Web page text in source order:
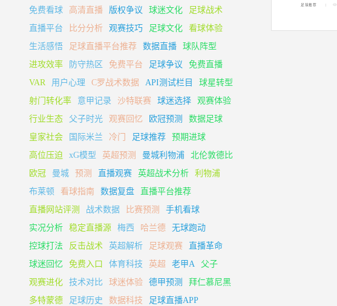
足球推荐
免费看球
高清直播 版权争议 球迷文化
足球战术
直播平台
比分分析 观赛技巧 足球文化
看球体验
生活感悟
足球直播平台推荐 数据直播
球队阵型
进攻效率
防守热区 免费平台 足球争议
免费直播
VAR
用户心理 C罗战术数据 API测试栏目
球星转型
射门转化率
意甲记录 沙特联赛 球迷选择
观赛体验
行业生态
父子时光 观赛回忆 欧冠预测
数据足球
皇家社会
国际米兰 冷门 足球推荐
预期进球
高位压迫
xG模型 英超预测 曼城利物浦
北伦敦德比
欧冠
曼城 预测 直播观赛 英超战术分析
利物浦
布莱顿
看球指南 数据复盘
直播平台推荐
直播网站评测
战术数据 比赛预测
手机看球
实况分析
稳定直播源 梅西 哈兰德
无球跑动
控球打法
反击战术 英超解析 足球观赛
直播革命
球迷回忆
免费入口 体育科技 英超 老甲A
父子
观赛进化
技术对比 球迷体验 德甲预测
拜仁慕尼黑
多特蒙德
足球历史 数据科技
足球直播APP